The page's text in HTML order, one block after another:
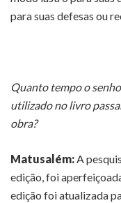
para suas defesas ou
Quanto tempo o
utilizado no livro
obra?
Matusalém:A
edição, foi
edição foi atualizada